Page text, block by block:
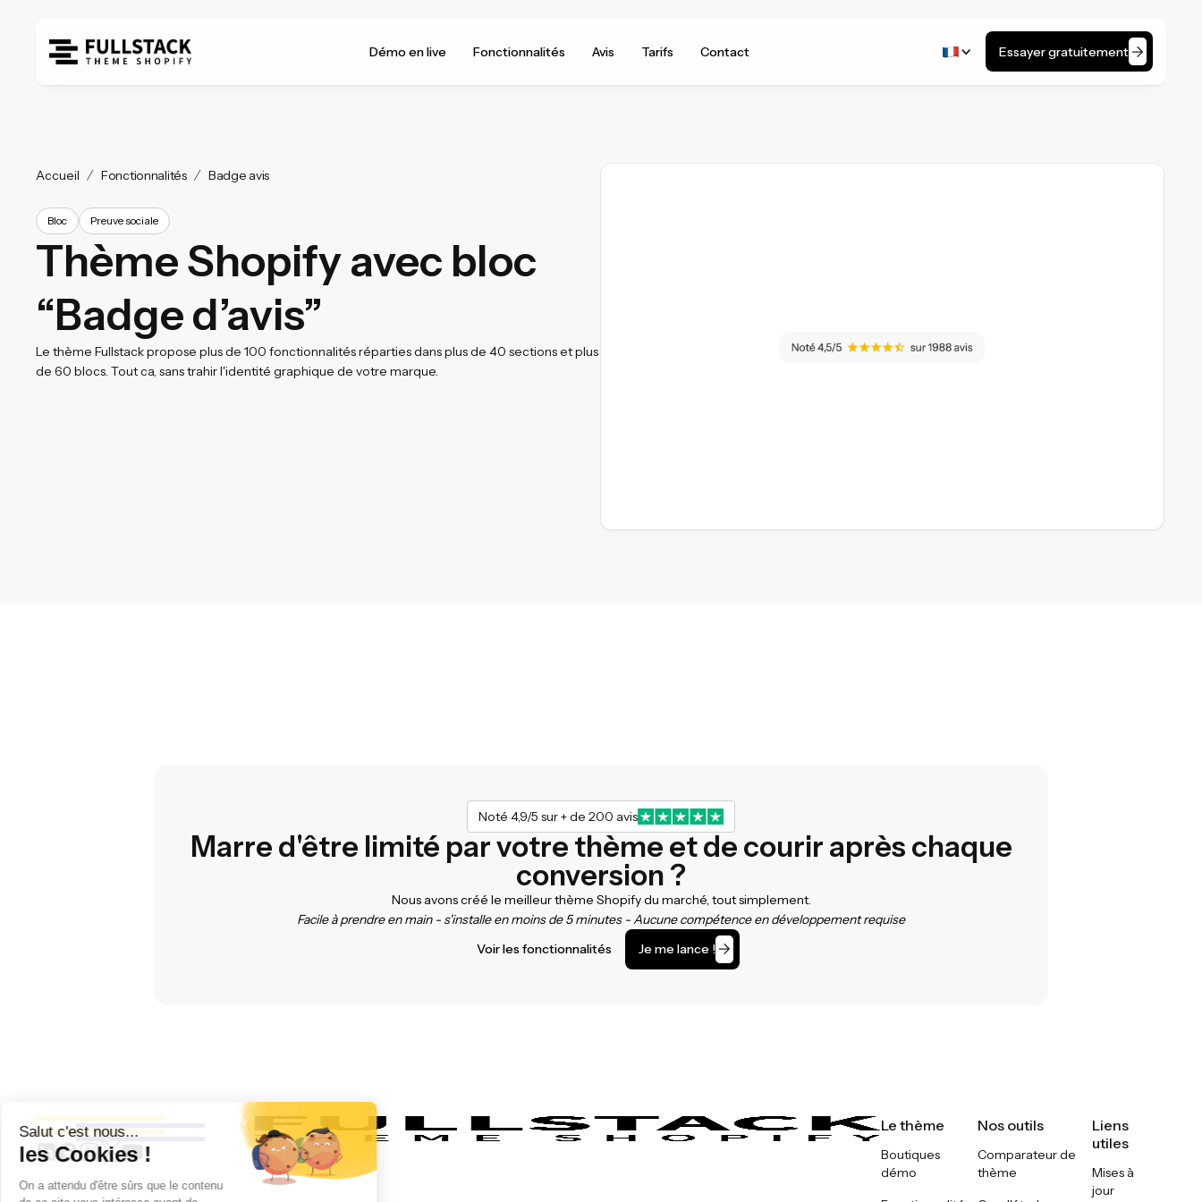
Démo en live Fonctionnalités Avis Tarifs Contact Essayer gratuitement
Accueil Fonctionnalités Badge avis
Bloc Preuve sociale
Thème Shopify avec bloc
“Badge d’avis”
Le thème Fullstack propose plus de 100 fonctionnalités réparties dans plus de 40 sections et plus
de 60 blocs. Tout ca, sans trahir l'identité graphique de votre marque.
Noté 4,9/5 sur + de 200 avis
Marre d'être limité par votre thème et de courir après chaque
conversion ?
Nous avons créé le meilleur thème Shopify du marché, tout simplement.
Facile à prendre en main - s'installe en moins de 5 minutes - Aucune compétence en développement requise
Voir les fonctionnalités
Je me lance !
Le thème
Boutiques
démo
Nos outils
Comparateur de
thème
Liens
utiles
Mises à
jour